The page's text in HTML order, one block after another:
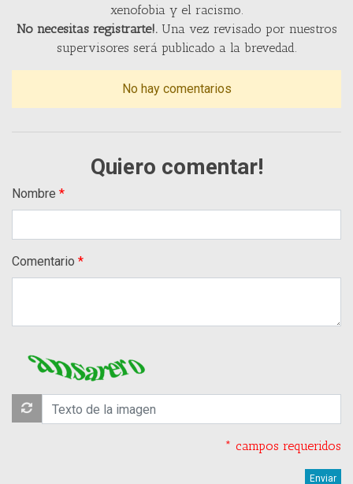
xenofobia y el racismo.
No necesitas registrarte!.Una vez revisado por nuestros
supervisores será publicado a la brevedad.
No hay comentarios
Quiero comentar!
Nombre
Comentario
* campos requeridos